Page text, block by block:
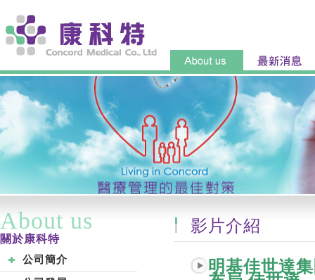
About us
關於康科特
公司簡介
影片介紹
明基佳世達